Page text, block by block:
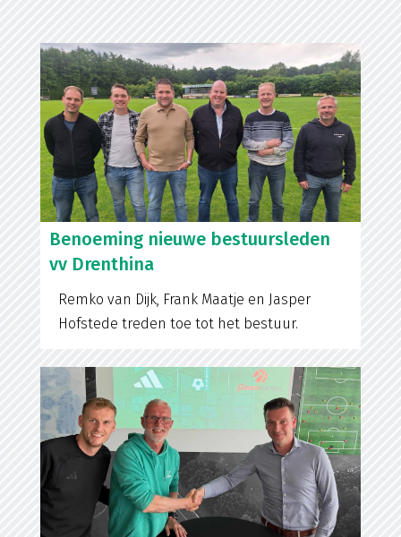
Benoeming nieuwe bestuursleden
vv Drenthina
Remko van Dijk, Frank Maatje en Jasper
Hofstede treden toe tot het bestuur.